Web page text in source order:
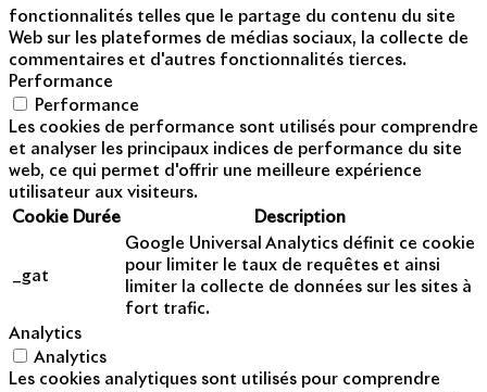
fonctionnalités telles que le partage du contenu du site
Web sur les plateformes de médias sociaux, la collecte de
commentaires et d'autres fonctionnalités tierces.
Performance
Performance
Les cookies de performance sont utilisés pour comprendre
et analyser les principaux indices de performance du site
web, ce qui permet d'offrir une meilleure expérience
utilisateur aux visiteurs.
Cookie Durée Description
_gat
Google Universal Analytics définit ce cookie
pour limiter le taux de requêtes et ainsi
limiter la collecte de données sur les sites à
fort trafic.
Analytics
Analytics
Les cookies analytiques sont utilisés pour comprendre